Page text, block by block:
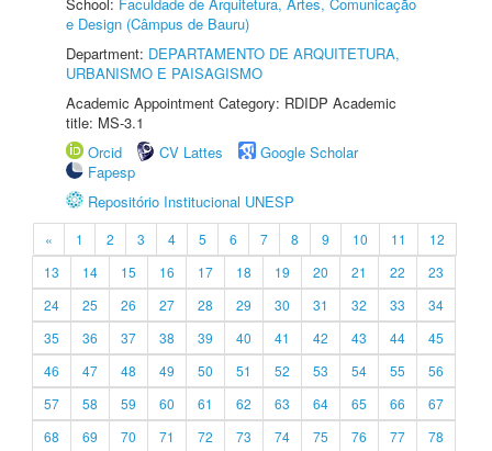
e Design (Câmpus de Bauru)
Department: DEPARTAMENTO DE ARQUITETURA,
URBANISMO E PAISAGISMO
Academic Appointment Category: RDIDP Academic
title: MS-3.1
Orcid
CV Lattes
Google Scholar
Fapesp
Repositório Institucional UNESP
« 1 2 3 4 5 6 7 8 9 10 11
12
13
14 15 16 17 18 19 20 21 22
23
24
25 26 27 28 29 30 31 32 33
34
35
36 37 38 39 40 41 42 43 44
45
46
47 48 49 50 51 52 53 54 55
56
57
58 59 60 61 62 63 64 65 66
67
68
69 70 71 72 73 74 75 76 77
78